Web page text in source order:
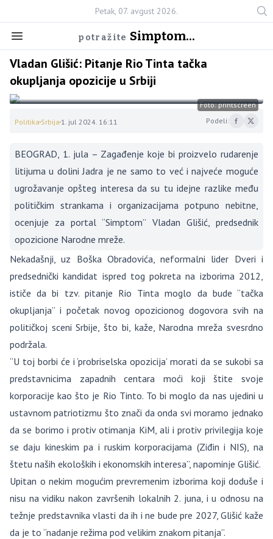
Petak, 07. avgust 2026.
potražite Simptom...
Vladan Glišić: Pitanje Rio Tinta tačka
okupljanja opozicije u Srbiji
Foto: printscreen
Politika Srbija 1. jul 2024. 16:11 Podeli:
BEOGRAD, 1. jula – Zagađenje koje bi proizvelo rudarenje
litijuma u dolini Jadra je ne samo to već i najveće moguće
ugrožavanje opšteg interesa da su tu idejne razlike među
političkim strankama i organizacijama potpuno nebitne,
ocenjuje za portal “Simptom” Vladan Glišić, predsednik
opozicione Narodne mreže.
Nekadašnji, uz Boška Obradovića, neformalni lider Dveri i
predsednički kandidat ispred tog pokreta na izborima 2012,
ističe da bi tzv. pitanje Rio Tinta moglo da bude “tačka
okupljanja” i početak novog opozicionog dogovora svih na
političkoj sceni Srbije, što bi, kaže, Narodna mreža svesrdno
podržala.
“U toj borbi će i ‘probriselska opozicija’ morati da se sukobi sa
predstavnicima zapadnih centara moći koji štite svoje
korporacije kao što je Rio Tinto. To bi moglo da nas ujedini u
ustavnom patriotizmu što znači da onda svi moramo jednako
da se borimo i protiv otimanja KiM, ali i protiv privilegija koje
se daju kineskim pa i ruskim korporacijama (Ziđin i NIS), na
štetu naših ekoloških i ekonomskih interesa”, napominje Glišić.
Upitan o nekim mogućim prevremenim izborima koji doduše i
nisu na vidiku nakon završenih lokalnih 2. juna, i u odnosu na
težnje predstavnika vlasti da ih i ne bude pre 2027, Glišić kaže
da je to “nadanje režima pod velikim znakom pitanja”.